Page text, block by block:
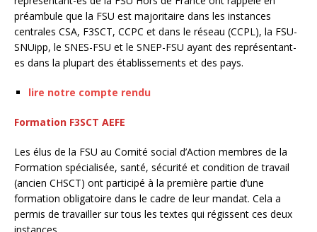
préambule que la FSU est majoritaire dans les instances
centrales CSA, F3SCT, CCPC et dans le réseau (CCPL), la FSU-
SNUipp, le SNES-FSU et le SNEP-FSU ayant des représentant-
es dans la plupart des établissements et des pays.
lire notre compte rendu
Formation F3SCT AEFE
Les élus de la FSU au Comité social d’Action membres de la
Formation spécialisée, santé, sécurité et condition de travail
(ancien CHSCT) ont participé à la première partie d’une
formation obligatoire dans le cadre de leur mandat. Cela a
permis de travailler sur tous les textes qui régissent ces deux